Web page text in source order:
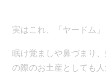
実はこれ、「ヤードム
眠け覚ましや鼻づまり
の際のお土産としても